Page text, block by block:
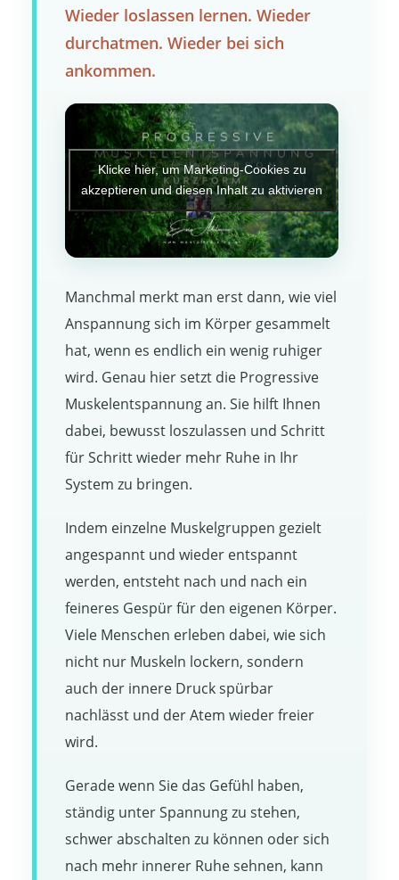
Wieder loslassen lernen. Wieder
durchatmen. Wieder bei sich
ankommen.
Klicke hier, um Marketing-Cookies zu
akzeptieren und diesen Inhalt zu aktivieren
Manchmal merkt man erst dann, wie viel
Anspannung sich im Körper gesammelt
hat, wenn es endlich ein wenig ruhiger
wird. Genau hier setzt die Progressive
Muskelentspannung an. Sie hilft Ihnen
dabei, bewusst loszulassen und Schritt
für Schritt wieder mehr Ruhe in Ihr
System zu bringen.
Indem einzelne Muskelgruppen gezielt
angespannt und wieder entspannt
werden, entsteht nach und nach ein
feineres Gespür für den eigenen Körper.
Viele Menschen erleben dabei, wie sich
nicht nur Muskeln lockern, sondern
auch der innere Druck spürbar
nachlässt und der Atem wieder freier
wird.
Gerade wenn Sie das Gefühl haben,
ständig unter Spannung zu stehen,
schwer abschalten zu können oder sich
nach mehr innerer Ruhe sehnen, kann